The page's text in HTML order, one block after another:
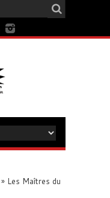
» Les Maîtres du